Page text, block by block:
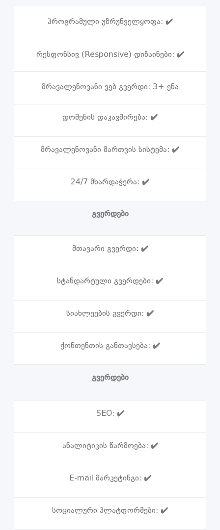
პროგრამული უზრუნველყოფა: ✔️
რესფონსივ (Responsive) დიზაინები: ✔️
მრავალენოვანი ვებ გვერდი: 3+ ენა
დომენის დაკავშირება: ✔️
მრავალენოვანი მართვის სისტემა: ✔️
24/7 მხარდაჭერა: ✔️
გვერდები
მთავარი გვერდი: ✔️
სტანდარტული გვერდები: ✔️
სიახლეების გვერდი: ✔️
ქონთენთის განთავსება: ✔️
გვერდები
SEO: ✔️
ანალიტიკის წარმოება: ✔️
E-mail მარკეტინგი: ✔️
სოციალური პლატფორმები: ✔️